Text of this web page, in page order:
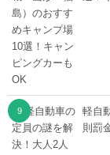
軽自
則罰